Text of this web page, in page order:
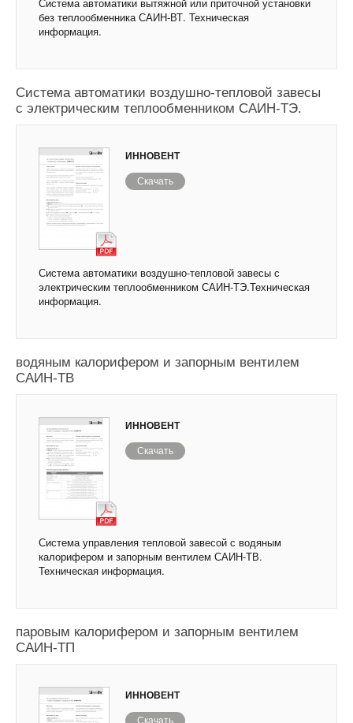
Система автоматики вытяжной или приточной установки
без теплообменника САИН-ВТ. Техническая
информация.
Система автоматики воздушно-тепловой завесы
с электрическим теплообменником САИН-ТЭ.
ИННОВЕНТ
Скачать
Система автоматики воздушно-тепловой завесы с
электрическим теплообменником САИН-ТЭ.Техническая
информация.
водяным калорифером и запорным вентилем
САИН-ТВ
ИННОВЕНТ
Скачать
Система управления тепловой завесой с водяным
калорифером и запорным вентилем САИН-ТВ.
Техническая информация.
паровым калорифером и запорным вентилем
САИН-ТП
ИННОВЕНТ